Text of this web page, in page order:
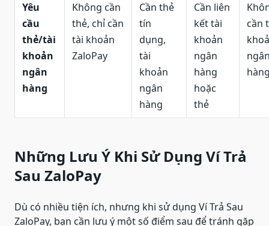
Yêu
cầu
thẻ/tài
khoản
ngân
hàng
Không cần
thẻ, chỉ cần
tài khoản
ZaloPay
Cần thẻ
tín
dụng,
tài
khoản
ngân
hàng
Cần liên
kết tài
khoản
ngân
hàng
hoặc
thẻ
cần
Những Lưu Ý Khi Sử Dụng Ví Trả
Sau ZaloPay
Dù có nhiều tiện ích, nhưng khi sử dụng Ví Trả Sau
ZaloPay, bạn cần lưu ý một số điểm sau để tránh gặp